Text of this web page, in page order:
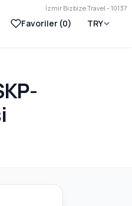
İzmir Bizbize Travel - 10137
Favoriler (0) TRY